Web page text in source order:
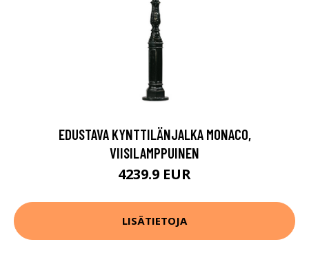
EDUSTAVA KYNTTILÄNJALKA MONACO,
VIISILAMPPUINEN
4239.9 EUR
LISÄTIETOJA